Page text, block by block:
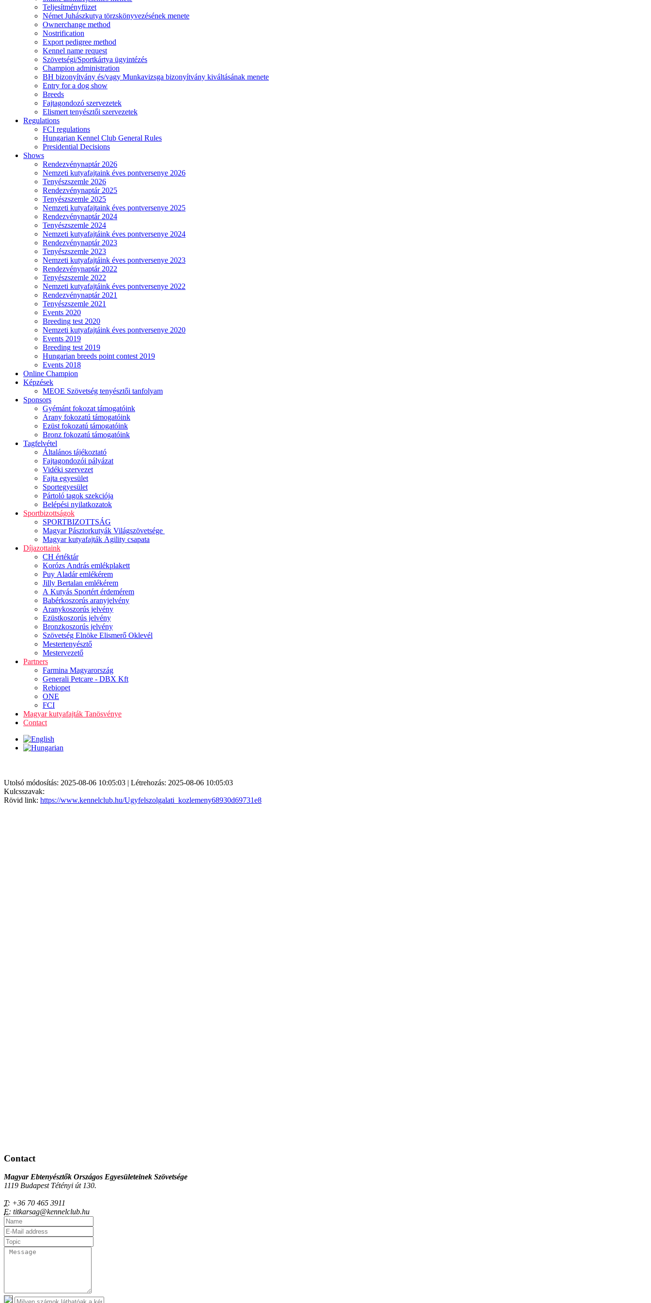
Teljesítményfüzet
Német Juhászkutya törzskönyvezésének menete
Ownerchange method
Nostrification
Export pedigree method
Kennel name request
Szövetségi/Sportkártya ügyintézés
Champion administration
BH bizonyítvány és/vagy Munkavizsga bizonyítvány kiváltásának menete
Entry for a dog show
Breeds
Fajtagondozó szervezetek
Elismert tenyésztői szervezetek
Regulations
FCI regulations
Hungarian Kennel Club General Rules
Presidential Decisions
Shows
Rendezvénynaptár 2026
Nemzeti kutyafajtaink éves pontversenye 2026
Tenyészszemle 2026
Rendezvénynaptár 2025
Tenyészszemle 2025
Nemzeti kutyafajtaink éves pontversenye 2025
Rendezvénynaptár 2024
Tenyészszemle 2024
Nemzeti kutyafajtáink éves pontversenye 2024
Rendezvénynaptár 2023
Tenyészszemle 2023
Nemzeti kutyafajtáink éves pontversenye 2023
Rendezvénynaptár 2022
Tenyészszemle 2022
Nemzeti kutyafajtáink éves pontversenye 2022
Rendezvénynaptár 2021
Tenyészszemle 2021
Events 2020
Breeding test 2020
Nemzeti kutyafajtáink éves pontversenye 2020
Events 2019
Breeding test 2019
Hungarian breeds point contest 2019
Events 2018
Online Champion
Képzések
MEOE Szövetség tenyésztői tanfolyam
Sponsors
Gyémánt fokozat támogatóink
Arany fokozatú támogatóink
Ezüst fokozatú támogatóink
Bronz fokozatú támogatóink
Tagfelvétel
Általános tájékoztató
Fajtagondozói pályázat
Vidéki szervezet
Fajta egyesület
Sportegyesület
Pártoló tagok szekciója
Belépési nyilatkozatok
Sportbizottságok
SPORTBIZOTTSÁG
Magyar Pásztorkutyák Világszövetsége
Magyar kutyafajták Agility csapata
Díjazottaink
CH értéktár
Korózs András emlékplakett
Puy Aladár emlékérem
Jilly Bertalan emlékérem
A Kutyás Sportért érdemérem
Babérkoszorús aranyjelvény
Aranykoszorús jelvény
Ezüstkoszorús jelvény
Bronzkoszorús jelvény
Szövetség Elnöke Elismerő Oklevél
Mestertenyésztő
Mestervezető
Partners
Farmina Magyarország
Generali Petcare - DBX Kft
Rebiopet
ONE
FCI
Magyar kutyafajták Tanösvénye
Contact
Utolsó módosítás: 2025-08-06 10:05:03 | Létrehozás: 2025-08-06 10:05:03
Kulcsszavak:
Rövid link: https://www.kennelclub.hu/Ugyfelszolgalati_kozlemeny68930d69731e8
Contact
Magyar Ebtenyésztők Országos Egyesületeinek Szövetsége
1119 Budapest Tétényi út 130.
T: +36 70 465 3911
E: titkarsag@kennelclub.hu